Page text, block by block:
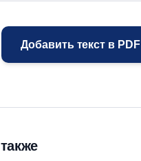
Добавить текст в PDF